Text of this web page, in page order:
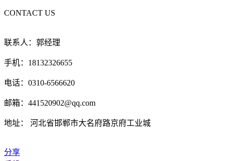
CONTACT US
联系人：郭经理
手机：18132326655
电话：0310-6566620
邮箱：441520902@qq.com
地址： 河北省邯郸市大名府路京府工业城
分享